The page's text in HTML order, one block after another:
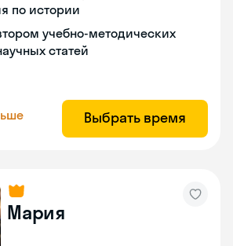
по истории
учебно-методических
статей
Выбрать время
Мария